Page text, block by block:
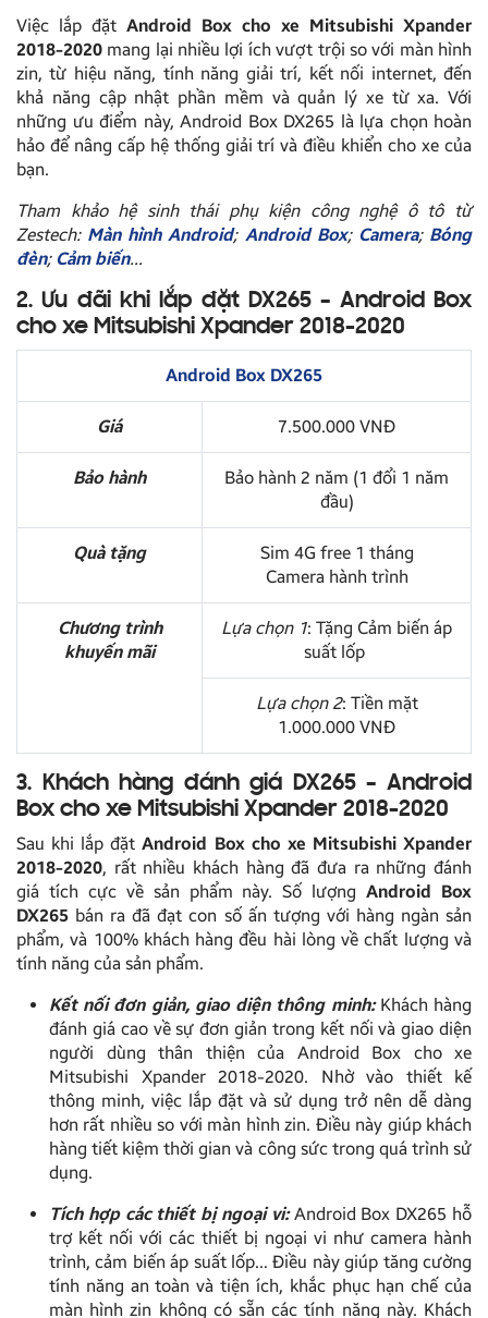
Việc lắp đặt Android Box cho xe Mitsubishi Xpander
2018-2020 mang lại nhiều lợi ích vượt trội so với màn hình
zin, từ hiệu năng, tính năng giải trí, kết nối internet, đến
khả năng cập nhật phần mềm và quản lý xe từ xa. Với
những ưu điểm này, Android Box DX265 là lựa chọn hoàn
hảo để nâng cấp hệ thống giải trí và điều khiển cho xe của
bạn.
Tham khảo hệ sinh thái phụ kiện công nghệ ô tô từ
Zestech: Màn hình Android; Android Box; Camera; Bóng
đèn; Cảm biến…
2. Ưu đãi khi lắp đặt DX265 – Android Box
cho xe Mitsubishi Xpander 2018-2020
Android Box DX265
Giá 7.500.000 VNĐ
Bảo hành
Bảo hành 2 năm (1 đổi 1 năm
đầu)
Quà tặng
Sim 4G free 1 tháng
Camera hành trình
Chương trình
khuyến mãi
Lựa chọn 1: Tặng Cảm biến áp
suất lốp
Lựa chọn 2: Tiền mặt
1.000.000 VNĐ
3. Khách hàng đánh giá DX265 – Android
Box cho xe Mitsubishi Xpander 2018-2020
Sau khi lắp đặtAndroid Box cho xe Mitsubishi Xpander
2018-2020, rất nhiều khách hàng đã đưa ra những đánh
giá tích cực về sản phẩm này. Số lượngAndroid Box
DX265 bán ra đã đạt con số ấn tượng với hàng ngàn sản
phẩm, và 100% khách hàng đều hài lòng về chất lượng và
tính năng của sản phẩm.
Kết nối đơn giản, giao diện thông minh: Khách hàng
đánh giá cao về sự đơn giản trong kết nối và giao diện
người dùng thân thiện của Android Box cho xe
Mitsubishi Xpander 2018-2020. Nhờ vào thiết kế
thông minh, việc lắp đặt và sử dụng trở nên dễ dàng
hơn rất nhiều so với màn hình zin. Điều này giúp khách
hàng tiết kiệm thời gian và công sức trong quá trình sử
dụng.
Tích hợp các thiết bị ngoại vi: Android Box DX265 hỗ
trợ kết nối với các thiết bị ngoại vi như camera hành
trình, cảm biến áp suất lốp… Điều này giúp tăng cường
tính năng an toàn và tiện ích, khắc phục hạn chế của
màn hình zin không có sẵn các tính năng này. Khách